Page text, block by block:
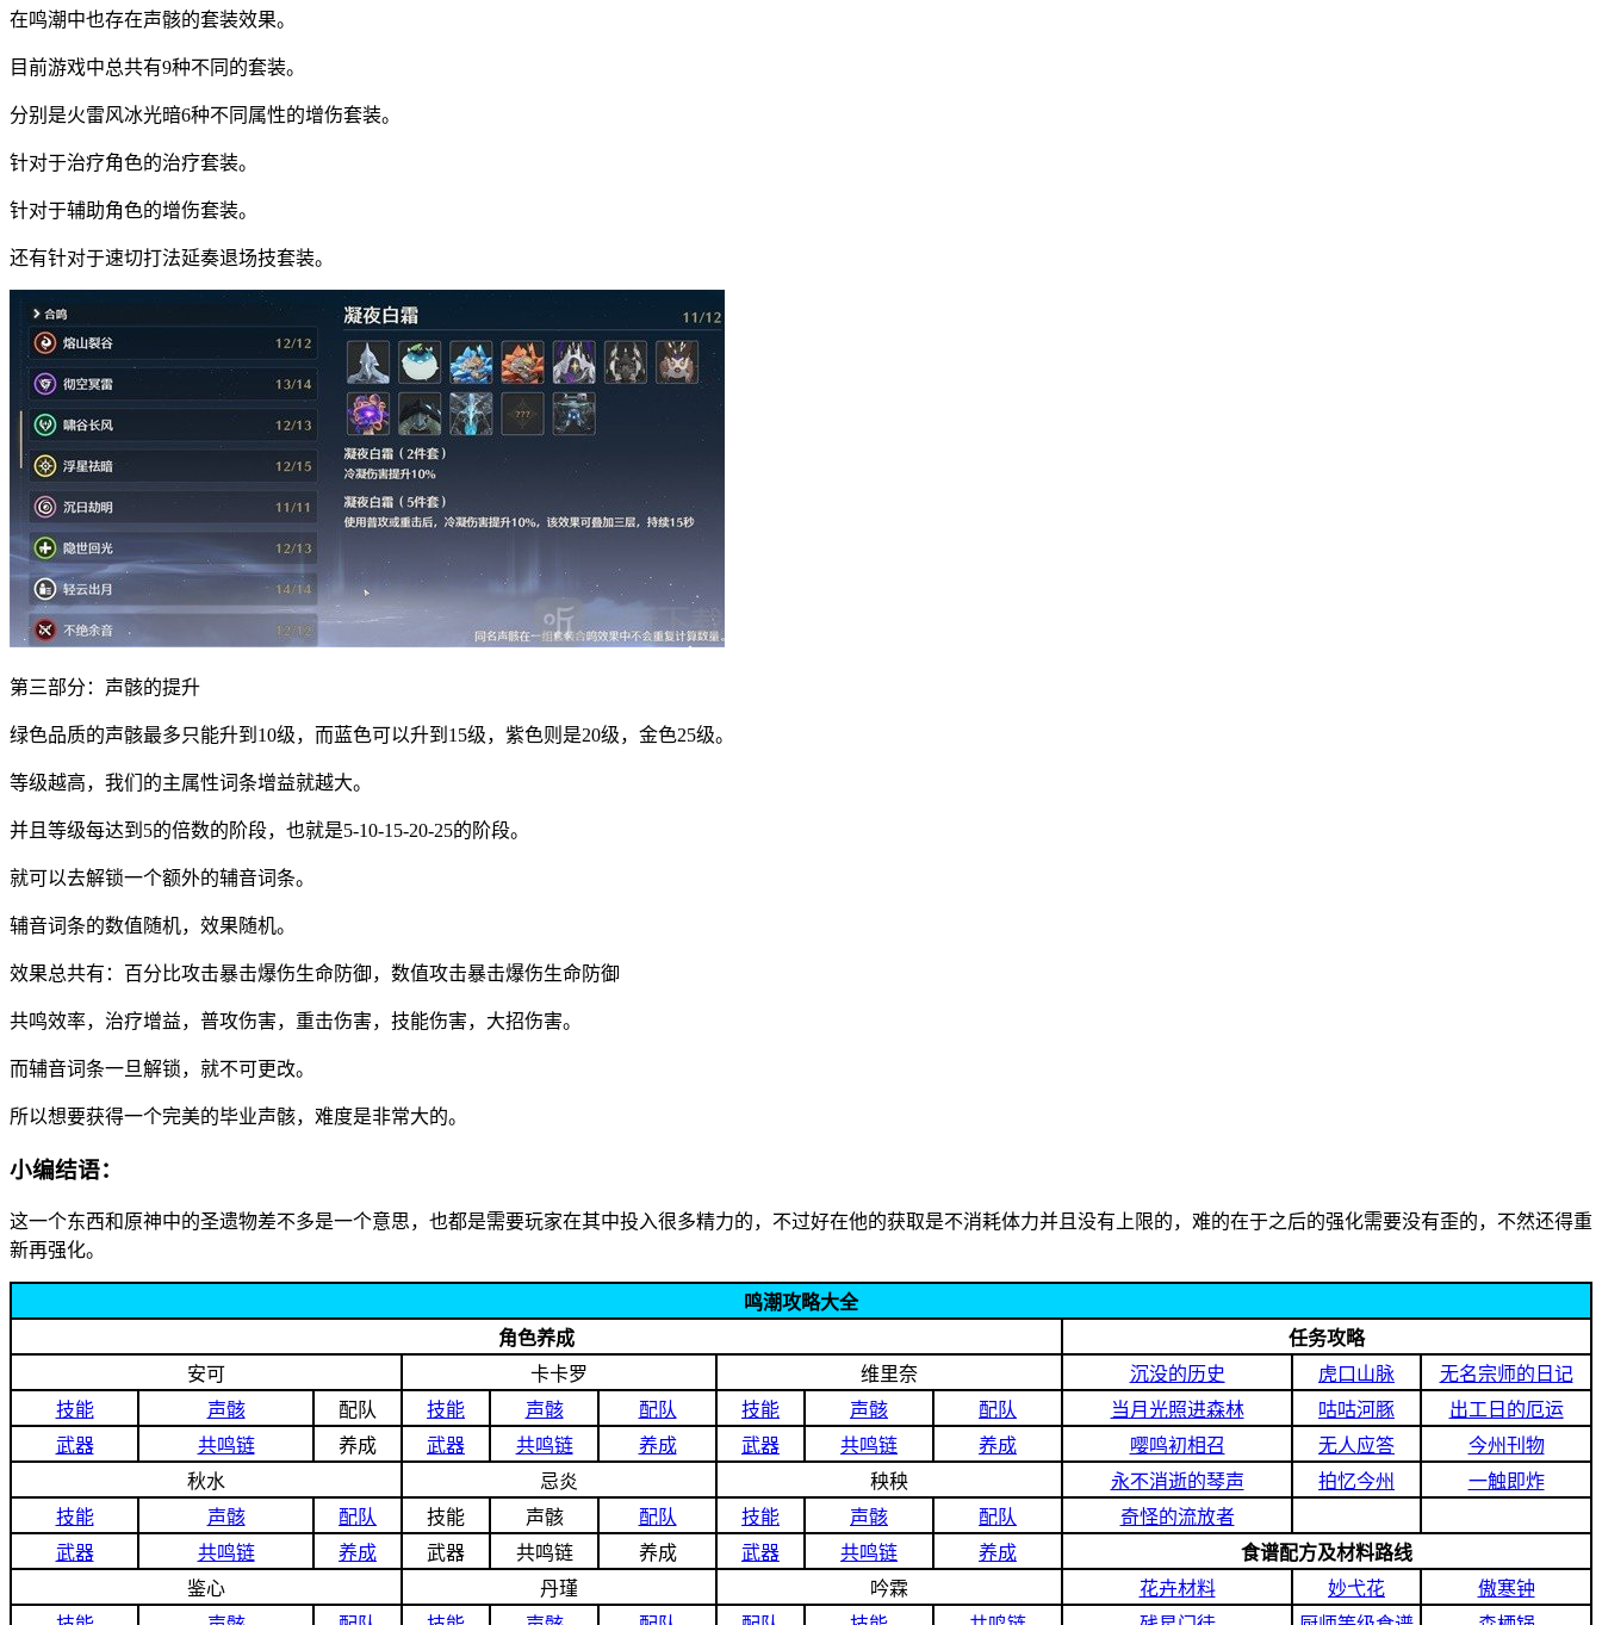
在鸣潮中也存在声骸的套装效果。
目前游戏中总共有9种不同的套装。
分别是火雷风冰光暗6种不同属性的增伤套装。
针对于治疗角色的治疗套装。
针对于辅助角色的增伤套装。
还有针对于速切打法延奏退场技套装。
第三部分：声骸的提升
绿色品质的声骸最多只能升到10级，而蓝色可以升到15级，紫色则是20级，金色25级。
等级越高，我们的主属性词条增益就越大。
并且等级每达到5的倍数的阶段，也就是5-10-15-20-25的阶段。
就可以去解锁一个额外的辅音词条。
辅音词条的数值随机，效果随机。
效果总共有：百分比攻击暴击爆伤生命防御，数值攻击暴击爆伤生命防御
共鸣效率，治疗增益，普攻伤害，重击伤害，技能伤害，大招伤害。
而辅音词条一旦解锁，就不可更改。
所以想要获得一个完美的毕业声骸，难度是非常大的。
小编结语：
这一个东西和原神中的圣遗物差不多是一个意思，也都是需要玩家在其中投入很多精力的，不过好在他的获取是不消耗体力并且没有上限的，难的在于之后的强化需要没有歪的，不然还得重
新再强化。
鸣潮攻略大全
角色养成
任务攻略
安可
卡卡罗 维里奈 沉没的历史 虎口山脉
无名宗师的日记
技能
声骸 配队 技能 声骸 配队 技能 声骸 配队 当月光照进森林 咕咕河豚
出工日的厄运
武器
共鸣链 养成 武器 共鸣链 养成 武器 共鸣链 养成 嘤鸣初相召 无人应答
今州刊物
秋水
忌炎 秧秧 永不消逝的琴声 拍忆今州
一触即炸
技能
声骸 配队 技能 声骸 配队 技能 声骸 配队
奇怪的流放者
武器
共鸣链 养成 武器 共鸣链 养成 武器 共鸣链 养成
食谱配方及材料路线
鉴心
丹瑾 吟霖 花卉材料 妙弋花
傲寒钟